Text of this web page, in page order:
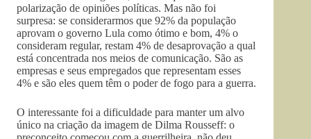
polarização de opiniões políticas. Mas não foi
surpresa: se considerarmos que 92% da população
aprovam o governo Lula como ótimo e bom, 4% o
consideram regular, restam 4% de desaprovação a qual
está concentrada nos meios de comunicação. São as
empresas e seus empregados que representam esses
4% e são eles quem têm o poder de fogo para a guerra.
O interessante foi a dificuldade para manter um alvo
único na criação da imagem de Dilma Rousseff: o